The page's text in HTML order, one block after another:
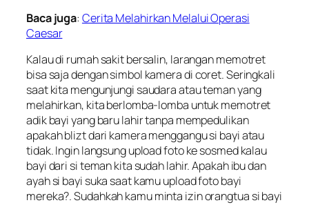
Baca juga: Cerita Melahirkan Melalui Operasi
Caesar
Kalau di rumah sakit bersalin, larangan memotret
bisa saja dengan simbol kamera di coret. Seringkali
saat kita mengunjungi saudara atau teman yang
melahirkan, kita berlomba-lomba untuk memotret
adik bayi yang baru lahir tanpa mempedulikan
apakah blizt dari kamera menggangu si bayi atau
tidak. Ingin langsung upload foto ke sosmed kalau
bayi dari si teman kita sudah lahir. Apakah ibu dan
ayah si bayi suka saat kamu upload foto bayi
mereka?. Sudahkah kamu minta izin orangtua si bayi